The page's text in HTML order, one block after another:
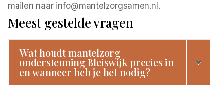
mailen naar info@mantelzorgsamen.nl.
Meest gestelde vragen
Wat houdt mantelzorg
ondersteuning Bleiswijk precies in
en wanneer heb je het nodig?